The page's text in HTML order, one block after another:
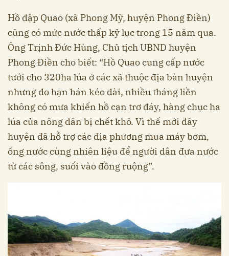
Hồ đập Quao (xã Phong Mỹ, huyện Phong Điền)
cũng có mức nước thấp kỷ lục trong 15 năm qua.
Ông Trịnh Đức Hùng, Chủ tịch UBND huyện
Phong Điền cho biết: “Hồ Quao cung cấp nước
tưới cho 320ha lúa ở các xã thuộc địa bàn huyện
nhưng do hạn hán kéo dài, nhiều tháng liền
không có mưa khiến hồ cạn trơ đáy, hàng chục ha
lúa của nông dân bị chết khô. Vì thế mới đây
huyện đã hỗ trợ các địa phương mua máy bơm,
ống nước cùng nhiên liệu để người dân đưa nước
từ các sông, suối vào đồng ruộng”.